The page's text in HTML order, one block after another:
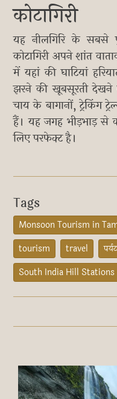
कोटागिरी
यह नीलगिरि के सबसे
कोटागिरी अपने शांत
में यहां की घाटियां
झरने की खूबसूरती देखने
चाय के बागानों, ट्रेकिंग
हैं। यह जगह भीड़भाड़ से
लिए परफेक्ट है।
Tags
Monsoon Tourism in
tourism
travel
South India Hill Stations